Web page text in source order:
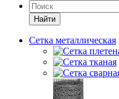
Найти
Сетка металлическая